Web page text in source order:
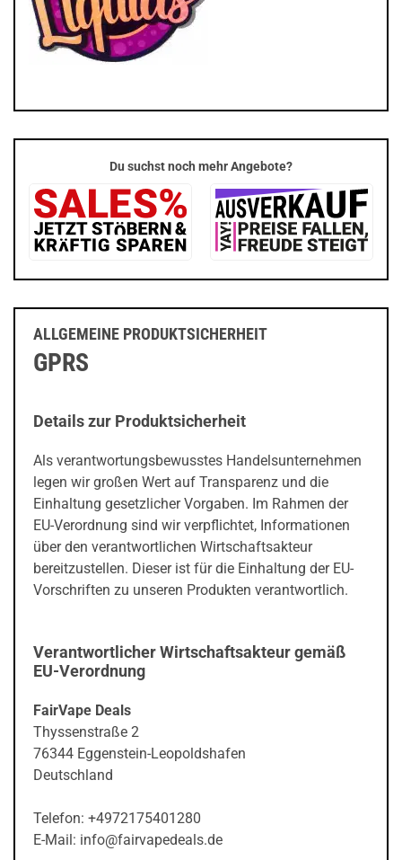
Du suchst noch mehr Angebote?
ALLGEMEINE PRODUKTSICHERHEIT
GPRS
Details zur Produktsicherheit
Als verantwortungsbewusstes Handelsunternehmen
legen wir großen Wert auf Transparenz und die
Einhaltung gesetzlicher Vorgaben. Im Rahmen der
EU-Verordnung sind wir verpflichtet, Informationen
über den verantwortlichen Wirtschaftsakteur
bereitzustellen. Dieser ist für die Einhaltung der EU-
Vorschriften zu unseren Produkten verantwortlich.
Verantwortlicher Wirtschaftsakteur gemäß
EU-Verordnung
FairVape Deals
Thyssenstraße 2
76344 Eggenstein-Leopoldshafen
Deutschland
Telefon: +4972175401280
E-Mail: info@fairvapedeals.de